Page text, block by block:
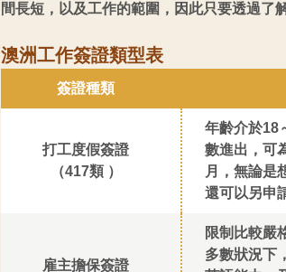
間長短，以及工作的範圍，因此只要透過了
澳洲工作簽證類型表
簽證種類
打工度假簽證
（417類 ）
年齡介於18
數進出，可
月，無論是
還可以另申
雇主擔保簽證
限制比較嚴
多數狀況下